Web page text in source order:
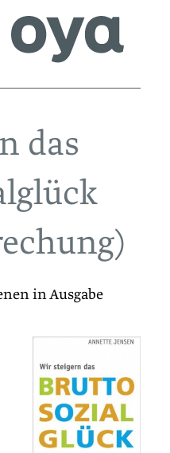
das
in Ausgabe